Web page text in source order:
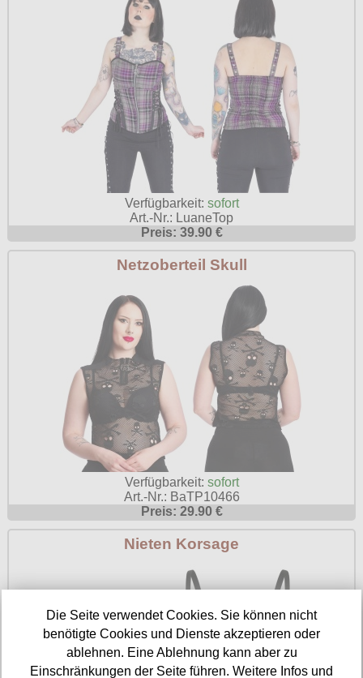
Verfügbarkeit: sofort
Art.-Nr.: LuaneTop
Preis: 39.90 €
Netzoberteil Skull
Verfügbarkeit: sofort
Art.-Nr.: BaTP10466
Preis: 29.90 €
Nieten Korsage
Die Seite verwendet Cookies. Sie können nicht
benötigte Cookies und Dienste akzeptieren oder
ablehnen. Eine Ablehnung kann aber zu
Einschränkungen der Seite führen. Weitere Infos und